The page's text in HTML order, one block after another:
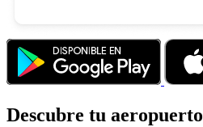
Descubre tu aeropuerto